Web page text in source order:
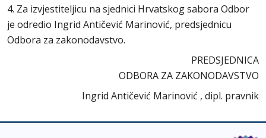
4. Za izvjestiteljicu na sjednici Hrvatskog sabora Odbor
je odredio Ingrid Antičević Marinović, predsjednicu
Odbora za zakonodavstvo.
PREDSJEDNICA
ODBORA ZA ZAKONODAVSTVO
Ingrid Antičević Marinović , dipl. pravnik